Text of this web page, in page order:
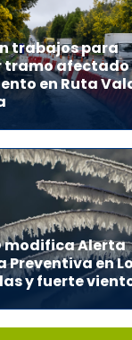
trabajos para
tramo afectado
en Ruta
modifica Alerta
Preventiva en
y fuerte